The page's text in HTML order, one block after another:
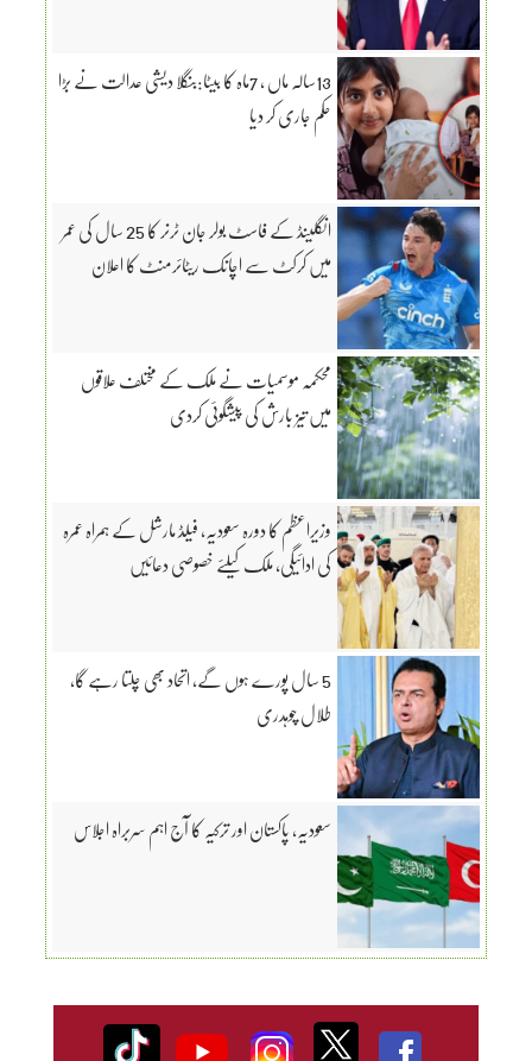
13سالہ ماں ، 7ماہ کا بیٹا:بنگلا دیشی عدالت نے بڑا
حکم جاری کر دیا
انگلینڈ کے فاسٹ بولر جان ٹرنر کا 25 سال کی عمر
میں کرکٹ سے اچانک ریٹائرمنٹ کا اعلان
محکمہ موسمیات نے ملک کے مختلف علاقوں
میں تیز بارش کی پیشگوئی کردی
وزیراعظم کا دورہ سعودیہ، فیلڈ مارشل کے ہمراہ عمرہ
کی ادائیگی، ملک کیلئے خصوصی دعائیں
5 سال پورے ہوں گے، اتحاد بھی چلتا رہے گا،
طلال چوہدری
سعودیہ، پاکستان اور ترکیہ کا آج اہم سربراہ اجلاس